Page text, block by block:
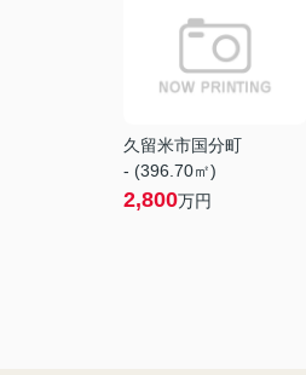
久留米市国分町
- (396.70㎡)
2,800万円